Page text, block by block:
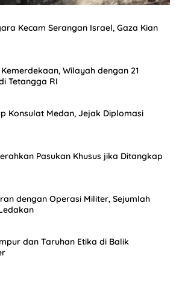
Kecam Serangan Israel, Gaza Kian
Wilayah dengan 21
Tetangga RI
Konsulat Medan, Jejak Diplomasi
Pasukan Khusus jika Ditangkap
dengan Operasi Militer, Sejumlah
dan Taruhan Etika di Balik